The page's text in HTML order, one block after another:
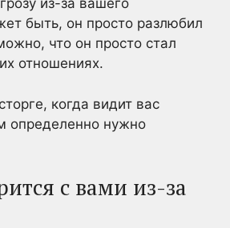
из-за вашего
быть, он просто разлюбил
что он просто стал
отношениях.
когда видит вас
определенно нужно
с вами из-за